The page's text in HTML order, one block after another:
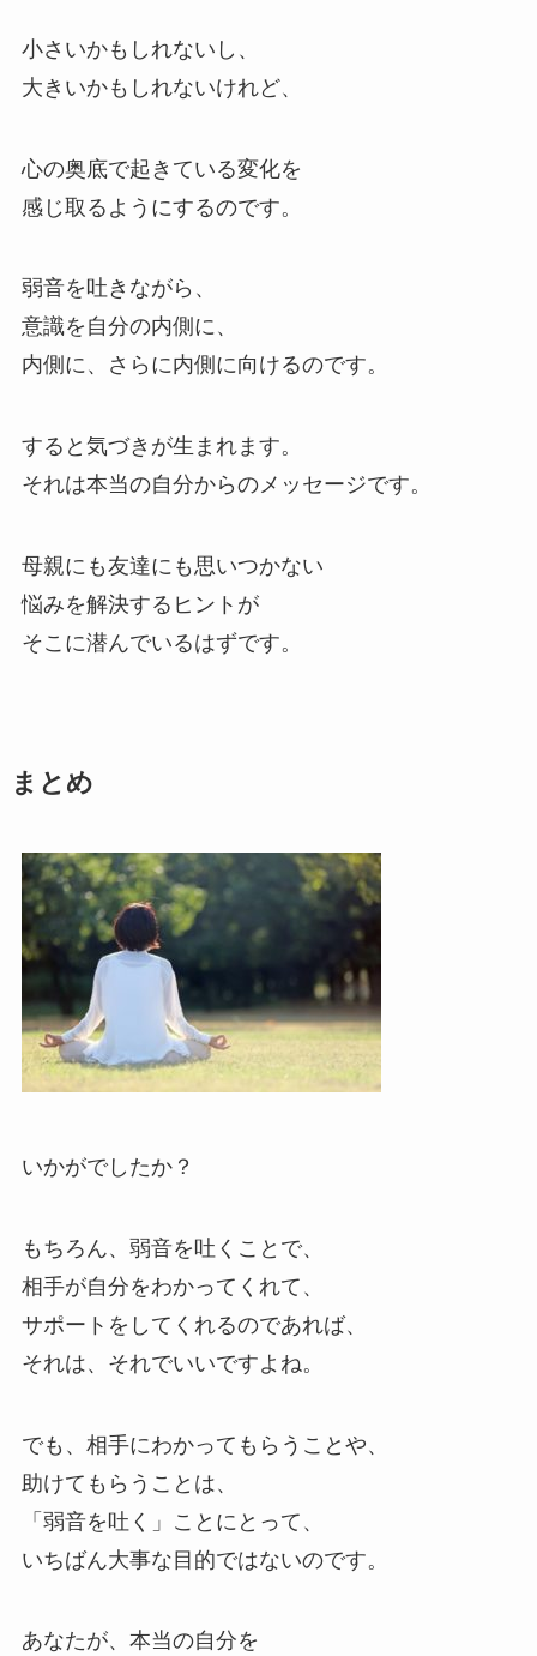
小さいかもしれないし、
大きいかもしれないけれど、
心の奥底で起きている変化を
感じ取るようにするのです。
弱音を吐きながら、
意識を自分の内側に、
内側に、さらに内側に向けるのです。
すると気づきが生まれます。
それは本当の自分からのメッセージです。
母親にも友達にも思いつかない
悩みを解決するヒントが
そこに潜んでいるはずです。
まとめ
いかがでしたか？
もちろん、弱音を吐くことで、
相手が自分をわかってくれて、
サポートをしてくれるのであれば、
それは、それでいいですよね。
でも、相手にわかってもらうことや、
助けてもらうことは、
「弱音を吐く」ことにとって、
いちばん大事な目的ではないのです。
あなたが、本当の自分を